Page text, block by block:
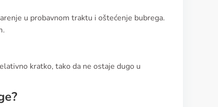
u probavnom traktu i oštećenje bubrega.
kratko, tako da ne ostaje dugo u